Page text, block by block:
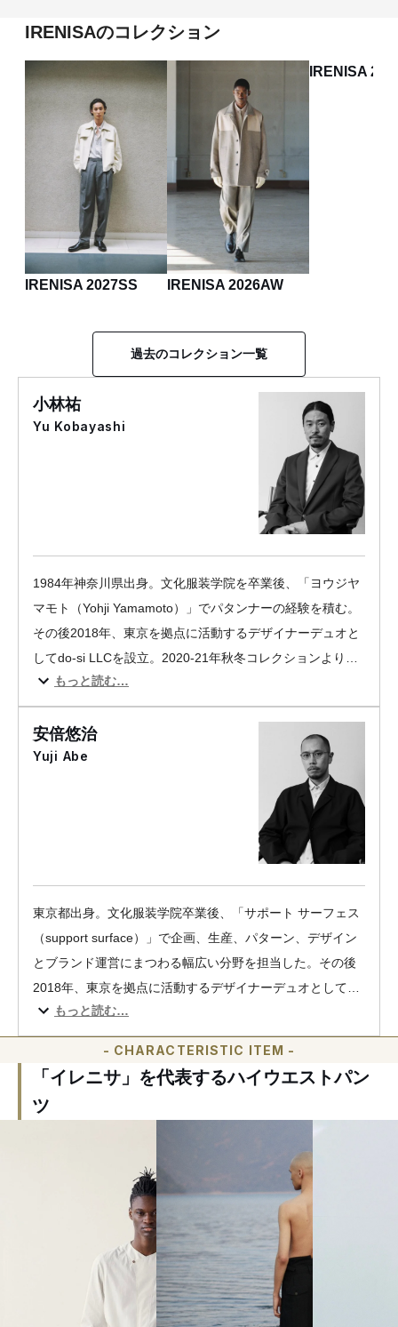
IRENISAのコレクション
IRENISA 2027SS IRENISA 2026AW
IRENISA
過去のコレクション一覧
小林祐
Yu Kobayashi
1984年神奈川県出身。文化服装学院を卒業後、「ヨウジヤ
マモト（Yohji Yamamoto）」でパタンナーの経験を積む。
その後2018年、東京を拠点に活動するデザイナーデュオと
してdo-si LLCを設立。2020-21年秋冬コレクションより、
「イレニサ（IRENISA）」をスタート。
もっと読む…
安倍悠治
Yuji Abe
東京都出身。文化服装学院卒業後、「サポート サーフェス
（support surface）」で企画、生産、パターン、デザイン
とブランド運営にまつわる幅広い分野を担当した。その後
2018年、東京を拠点に活動するデザイナーデュオとして
do-si LLCを設立。2020-21年秋冬コレクションより、「イ
レニサ（IRENISA）」をスタート。
もっと読む…
- CHARACTERISTIC ITEM -
「イレニサ」を代表するハイウエストパン
ツ